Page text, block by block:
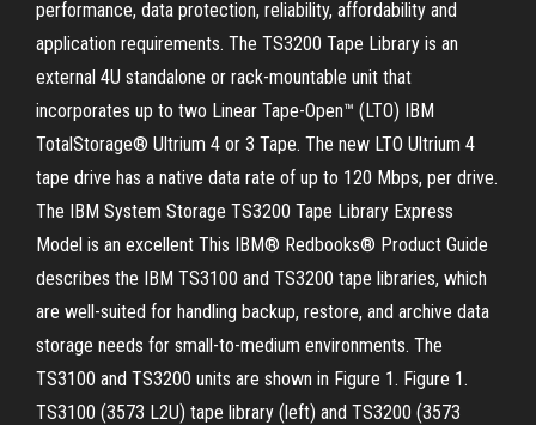
performance, data protection, reliability, affordability and
application requirements. The TS3200 Tape Library is an
external 4U standalone or rack-mountable unit that
incorporates up to two Linear Tape-Open™ (LTO) IBM
TotalStorage® Ultrium 4 or 3 Tape. The new LTO Ultrium 4
tape drive has a native data rate of up to 120 Mbps, per drive.
The IBM System Storage TS3200 Tape Library Express
Model is an excellent This IBM® Redbooks® Product Guide
describes the IBM TS3100 and TS3200 tape libraries, which
are well-suited for handling backup, restore, and archive data
storage needs for small-to-medium environments. The
TS3100 and TS3200 units are shown in Figure 1. Figure 1.
TS3100 (3573 L2U) tape library (left) and TS3200 (3573